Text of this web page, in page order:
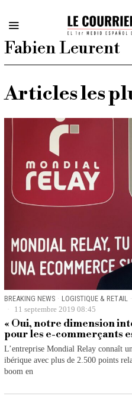
Fabien Leurent
Articles les
BREAKING NEWS · LOGISTIQUE & RETAIL ·
11 septembre 2019 08:45
« Oui, notre dimension
pour les e-commerçants
L’entreprise Mondial Relay connaît
ibérique avec plus de 2.500 points
boom en